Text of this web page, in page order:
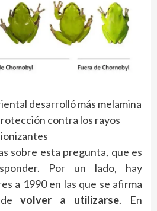
desarrolló más melamina
contra los rayos
ionizantes
sobre esta pregunta, que es
Por un lado, hay
a 1990 en las que se afirma
volver a utilizarse. En